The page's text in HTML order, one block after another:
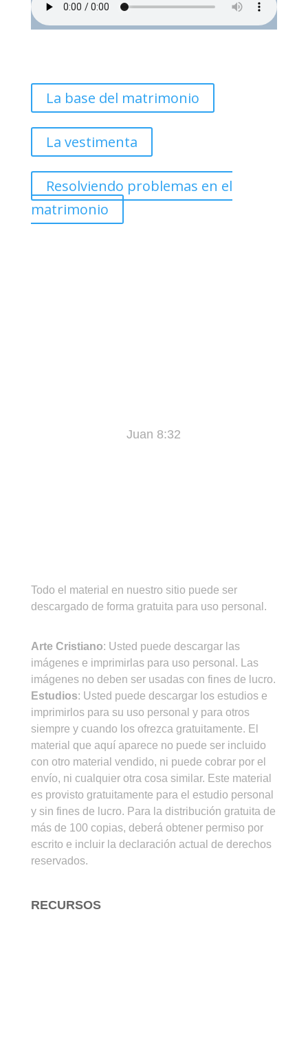
La base del matrimonio
La vestimenta
Resolviendo problemas en el
matrimonio
Juan 8:32
Todo el material en nuestro sitio puede ser
descargado de forma gratuita para uso personal.
Arte Cristiano: Usted puede descargar las
imágenes e imprimirlas para uso personal. Las
imágenes no deben ser usadas con fines de lucro.
Estudios: Usted puede descargar los estudios e
imprimirlos para su uso personal y para otros
siempre y cuando los ofrezca gratuitamente. El
material que aquí aparece no puede ser incluido
con otro material vendido, ni puede cobrar por el
envío, ni cualquier otra cosa similar. Este material
es provisto gratuitamente para el estudio personal
y sin fines de lucro. Para la distribución gratuita de
más de 100 copias, deberá obtener permiso por
escrito e incluir la declaración actual de derechos
reservados.
RECURSOS